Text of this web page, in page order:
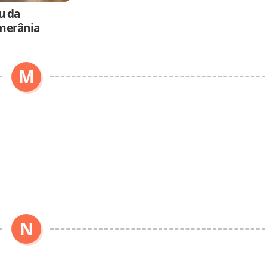
da
M
N